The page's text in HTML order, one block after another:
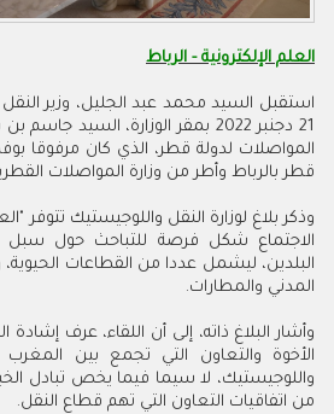
العلم الإلكترونية - الرباط
استقبل السيد محمد عبد الجليل، وزير النقل
21 دجنبر 2022 بمقر الوزارة،
المواصلات لدولة قطر، الذي كان مرفوقا
قطر بالرباط وأطر من وزارة المواصلات
وذكر بلاغ لوزارة النقل واللوجيستيك تتوفر
الاجتماع شكل فرصة للتباحث حول سبل
البلدين، ليشمل عددا من القطاعات
المدني والمطارات.
وأشار البلاغ ذاته، إلى أن اللقاء، عرف
الأخوة والتعاون التي تجمع بين
واللوجيستيك، لا سيما فيما يخص تبادل
من اتفاقيات التعاون التي تهم قطاع النقل.